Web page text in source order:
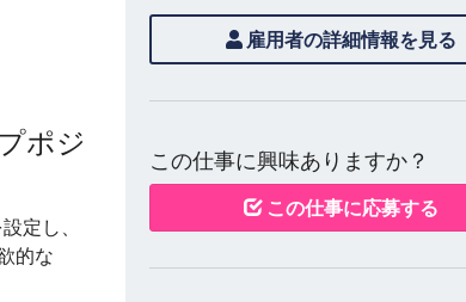
ポジ
定し、
的な
雇用者の詳細情報を見る
この仕事に興味ありますか？
この仕事に応募する